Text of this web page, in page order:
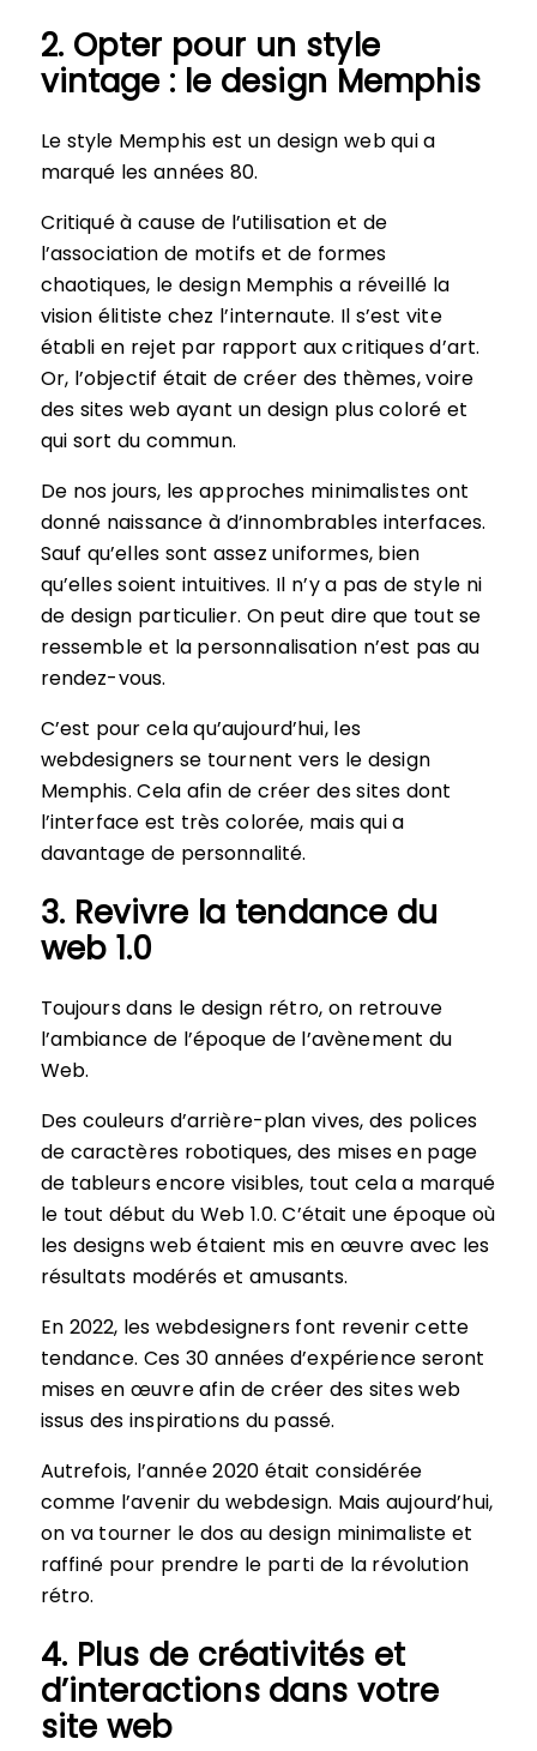
2. Opter pour un style
vintage : le design Memphis
Le style Memphis est un design web qui a
marqué les années 80.
Critiqué à cause de l’utilisation et de
l’association de motifs et de formes
chaotiques, le design Memphis a réveillé la
vision élitiste chez l’internaute. Il s’est vite
établi en rejet par rapport aux critiques d’art.
Or, l’objectif était de créer des thèmes, voire
des sites web ayant un design plus coloré et
qui sort du commun.
De nos jours, les approches minimalistes ont
donné naissance à d’innombrables interfaces.
Sauf qu’elles sont assez uniformes, bien
qu’elles soient intuitives. Il n’y a pas de style ni
de design particulier. On peut dire que tout se
ressemble et la personnalisation n’est pas au
rendez-vous.
C’est pour cela qu’aujourd’hui, les
webdesigners se tournent vers le design
Memphis. Cela afin de créer des sites dont
l’interface est très colorée, mais qui a
davantage de personnalité.
3. Revivre la tendance du
web 1.0
Toujours dans le design rétro, on retrouve
l’ambiance de l’époque de l’avènement du
Web.
Des couleurs d’arrière-plan vives, des polices
de caractères robotiques, des mises en page
de tableurs encore visibles, tout cela a marqué
le tout début du Web 1.0. C’était une époque où
les designs web étaient mis en œuvre avec les
résultats modérés et amusants.
En 2022, les webdesigners font revenir cette
tendance. Ces 30 années d’expérience seront
mises en œuvre afin de créer des sites web
issus des inspirations du passé.
Autrefois, l’année 2020 était considérée
comme l’avenir du webdesign. Mais aujourd’hui,
on va tourner le dos au design minimaliste et
raffiné pour prendre le parti de la révolution
rétro.
4. Plus de créativités et
d’interactions dans votre
site web